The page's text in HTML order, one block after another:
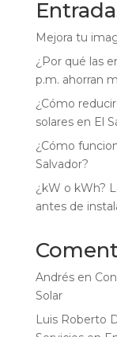
Mejora tu
¿Por qué las
p.m. ahorran
¿Cómo
solares en El
¿Cómo
Salvador?
¿kW o kWh?
antes de
Andrésen
Solar
Luis Roberto